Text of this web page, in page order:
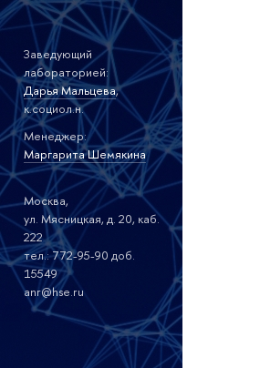
Заведующий
лабораторией:
Дарья Мальцева,
к.социол.н.
Менеджер:
Маргарита Шемякина
Москва,
ул. Мясницкая, д. 20, каб.
222
тел.: 772-95-90 доб.
15549
anr@hse.ru